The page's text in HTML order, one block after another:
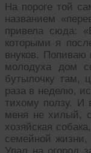
На пороге той
названием
привела сюда:
которыми я
внуков. Попиваю
молодуха дом
бутылочку там,
раза в неделю,
тихому ползу. И
меня не хилый,
хозяйская
семейной жизни,